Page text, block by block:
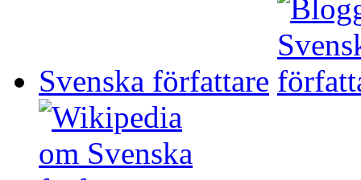
Svenska författare